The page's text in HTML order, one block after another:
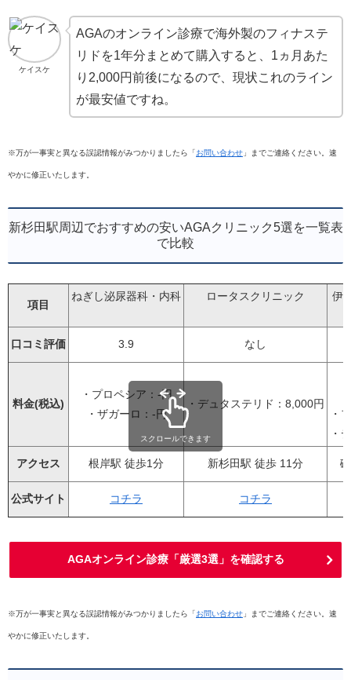
ケイスケ
AGAのオンライン診療で海外製のフィナステ
リドを1年分まとめて購入すると、1ヵ月あた
り2,000円前後になるので、現状これのライン
が最安値ですね。
※万が一事実と異なる誤認情報がみつかりましたら「お問い合わせ 」までご連絡ください。速
やかに修正いたします。
新杉田駅周辺でおすすめの安いAGAクリニック5選を一覧表
で比較
項目
ねぎし泌尿器科・内科 ロータスクリニック 伊
口コミ評価 3.9 なし
料金(税込)
・プロペシア：-円
・ザガーロ：-円
・デュタステリド：8,000円
・
・
アクセス 根岸駅 徒歩1分 新杉田駅 徒歩 11分
公式サイト コチラ コチラ
スクロールできます
AGAオンライン診療「厳選3選」を確認する
※万が一事実と異なる誤認情報がみつかりましたら「お問い合わせ 」までご連絡ください。速
やかに修正いたします。